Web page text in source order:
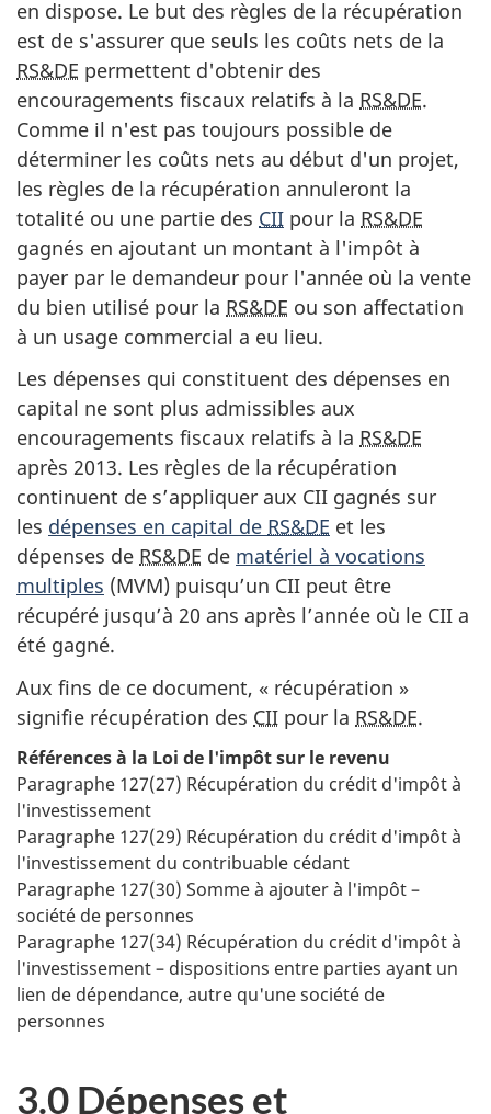
en dispose. Le but des règles de la récupération
est de s'assurer que seuls les coûts nets de la
RS&DE permettent d'obtenir des
encouragements fiscaux relatifs à la RS&DE.
Comme il n'est pas toujours possible de
déterminer les coûts nets au début d'un projet,
les règles de la récupération annuleront la
totalité ou une partie des CII pour la RS&DE
gagnés en ajoutant un montant à l'impôt à
payer par le demandeur pour l'année où la vente
du bien utilisé pour la RS&DE ou son affectation
à un usage commercial a eu lieu.
Les dépenses qui constituent des dépenses en
capital ne sont plus admissibles aux
encouragements fiscaux relatifs à la RS&DE
après 2013. Les règles de la récupération
continuent de s’appliquer aux CII gagnés sur
les dépenses en capital de RS&DE et les
dépenses de RS&DE de matériel à vocations
multiples (MVM) puisqu’un CII peut être
récupéré jusqu’à 20 ans après l’année où le CII a
été gagné.
Aux fins de ce document, « récupération »
signifie récupération des CII pour la RS&DE.
Références à la Loi de l'impôt sur le revenu
Paragraphe 127(27) Récupération du crédit d'impôt à
l'investissement
Paragraphe 127(29) Récupération du crédit d'impôt à
l'investissement du contribuable cédant
Paragraphe 127(30) Somme à ajouter à l'impôt –
société de personnes
Paragraphe 127(34) Récupération du crédit d'impôt à
l'investissement – dispositions entre parties ayant un
lien de dépendance, autre qu'une société de
personnes
3.0 Dépenses et